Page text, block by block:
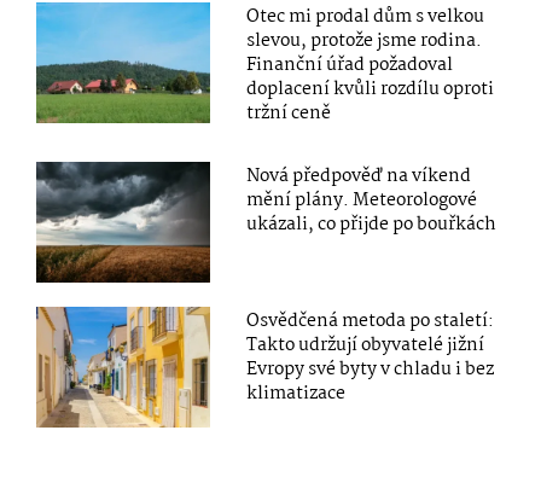
Otec mi prodal dům s velkou
slevou, protože jsme rodina.
Finanční úřad požadoval
doplacení kvůli rozdílu oproti
tržní ceně
Nová předpověď na víkend
mění plány. Meteorologové
ukázali, co přijde po bouřkách
Osvědčená metoda po staletí:
Takto udržují obyvatelé jižní
Evropy své byty v chladu i bez
klimatizace